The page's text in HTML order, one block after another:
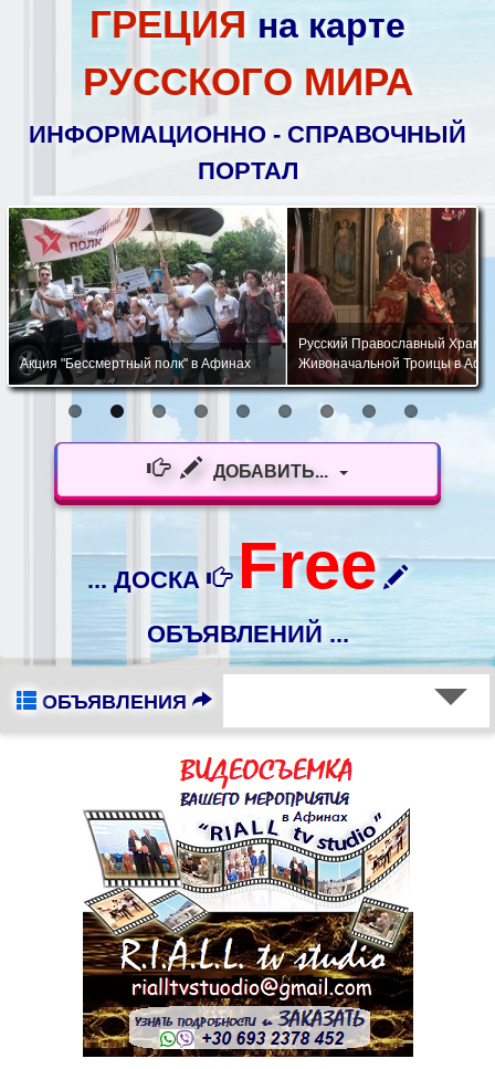
ГРЕЦИЯ на карте
РУССКОГО МИРА
ИНФОРМАЦИОННО - СПРАВОЧНЫЙ
ПОРТАЛ
Акция "Бессмертный полк" в Афинах
Русский Православный Храм
Живоначальной Троицы в
ДОБАВИТЬ...
... ДОСКА Free
ОБЪЯВЛЕНИЙ ...
ОБЪЯВЛЕНИЯ